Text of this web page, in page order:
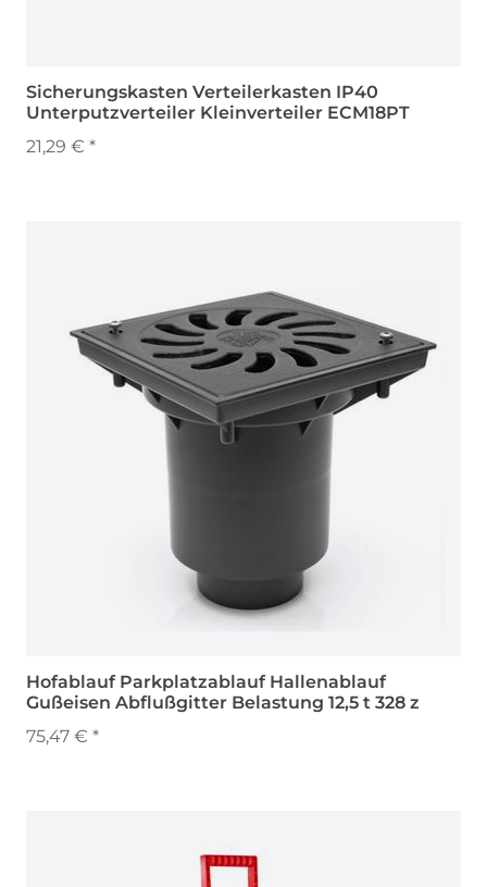
Sicherungskasten Verteilerkasten IP40
Unterputzverteiler Kleinverteiler ECM18PT
21,29 € *
Hofablauf Parkplatzablauf Hallenablauf
Gußeisen Abflußgitter Belastung 12,5 t 328 z
75,47 € *